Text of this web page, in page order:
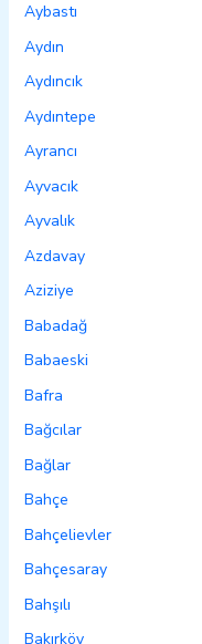
Aybastı
Aydın
Aydıncık
Aydıntepe
Ayrancı
Ayvacık
Ayvalık
Azdavay
Aziziye
Babadağ
Babaeski
Bafra
Bağcılar
Bağlar
Bahçe
Bahçelievler
Bahçesaray
Bahşılı
Bakırköy